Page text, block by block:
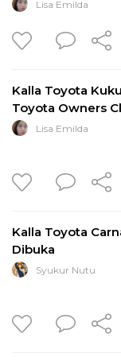
Lisa Emilda
Kalla Toyota
Toyota Owners
Lisa Emilda
Kalla Toyota
Dibuka
Syukur Nutu